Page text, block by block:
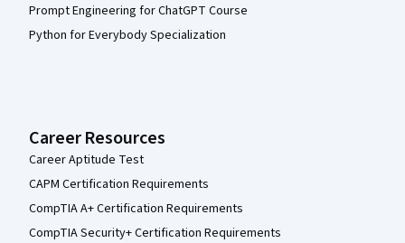
Prompt Engineering for ChatGPT Course
Python for Everybody Specialization
Career Resources
Career Aptitude Test
CAPM Certification Requirements
CompTIA A+ Certification Requirements
CompTIA Security+ Certification Requirements